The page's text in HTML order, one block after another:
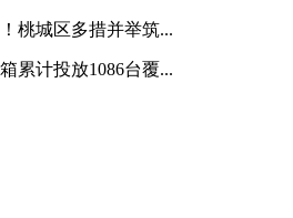
桃城区多措并举筑...
累计投放1086台覆...